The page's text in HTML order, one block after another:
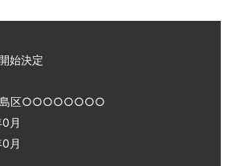
始決定
島区○○○○○○○○
月
月